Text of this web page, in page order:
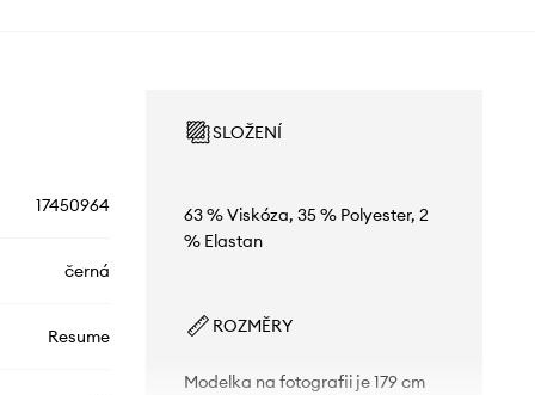
17450964
černá
Resume
SLOŽENÍ
63 % Viskóza, 35 % Polyester, 2
% Elastan
ROZMĚRY
Modelka na fotografii je 179 cm